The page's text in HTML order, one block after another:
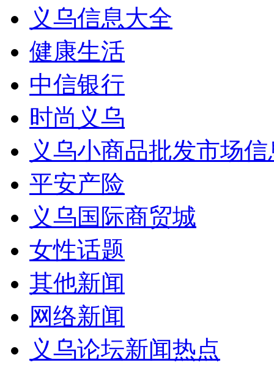
义乌信息大全
健康生活
中信银行
时尚义乌
义乌小商品批发市场
平安产险
义乌国际商贸城
女性话题
其他新闻
网络新闻
义乌论坛新闻热点